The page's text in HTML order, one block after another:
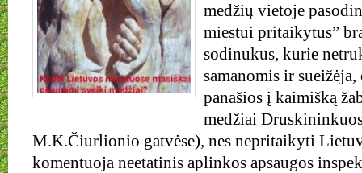
medžių vietoje
miestui pritaikytus”
sodinukus, kurie
samanomis ir
panašios į kaimišką
medžiai
M.K.Čiurlionio gatvėse), nes nepritaikyti
komentuoja neetatinis aplinkos apsaugos